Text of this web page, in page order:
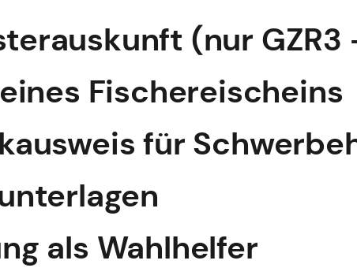
(nur GZR3
Fischereischeins
für
als Wahlhelfer